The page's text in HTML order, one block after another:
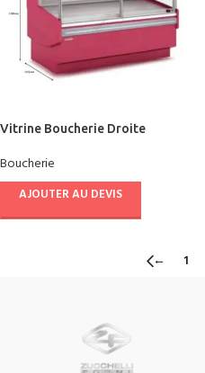
Vitrine Boucherie Droite
Boucherie
AJOUTER AU DEVIS
← 1